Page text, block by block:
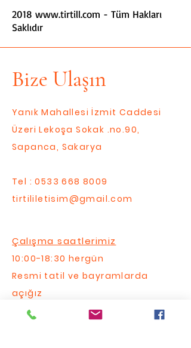
2018 www.tirtill.com - Tüm Hakları
Saklıdır
Bize Ulaşın
Yanık Mahallesi İzmit Caddesi
Üzeri Lekoşa Sokak .no.90,
Sapanca, Sakarya
Tel :0533 668 8009
tirtililetisim@gmail.com
Çalışma saatlerimiz
10:00-18:30 hergün
Resmi tatil ve bayramlarda
açığız